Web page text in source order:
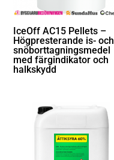
IceOff AC15 Pellets –
Högpresterande is- och
snöborttagningsmedel
med färgindikator och
halkskydd